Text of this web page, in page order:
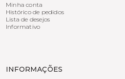
Minha conta
Histórico de pedidos
Lista de desejos
Informativo
INFORMAÇÕES